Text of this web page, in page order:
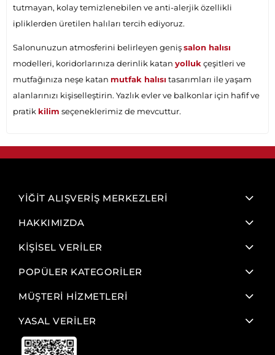
tutmayan, kolay temizlenebilen ve anti-alerjik özellikli
ipliklerden üretilen halıları tercih ediyoruz.
Salonunuzun atmosferini belirleyen genişsalon halısı
modelleri, koridorlarınıza derinlik katan yolluk çeşitleri ve
mutfağınıza neşe katan mutfak halısı tasarımları ile yaşam
alanlarınızı kişiselleştirin. Yazlık evler ve balkonlar için hafif ve
pratik kilim seçeneklerimiz de mevcuttur.
YİĞİT ALIŞVERİŞ MERKEZLERİ
HAKKIMIZDA
KİŞİSEL VERİLER
POPÜLER KATEGORİLER
MÜŞTERİ HİZMETLERİ
YASAL VERİLER